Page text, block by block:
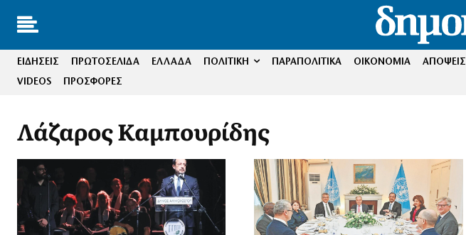
ΕΙΔΗΣΕΙΣ ΠΡΩΤΟΣΕΛΙΔΑ ΕΛΛΑΔΑ ΠΟΛΙΤΙΚΗ ΠΑΡΑΠΟΛΙΤΙΚΑ ΟΙΚΟΝΟΜΙΑ ΑΠΟΨΕΙΣ
VIDEOS
ΠΡΟΣΦΟΡΕΣ
Λάζαρος Καμπουρίδης